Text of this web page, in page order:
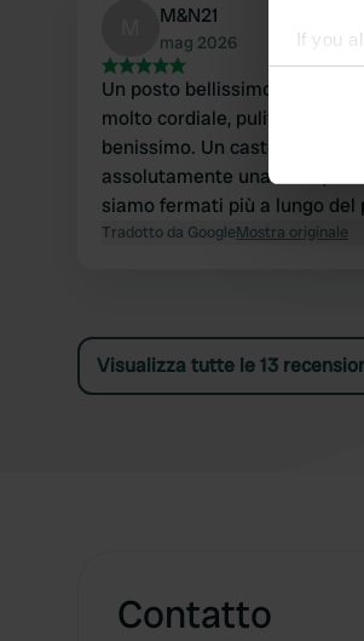
If you
Find
We
other
M&N21
mag 2026
Un posto bellissimo e
molto cordiale, pulito e ci
benissimo. Un castello
assolutamente una visita,
siamo fermati più a lungo del
Tradotto da GoogleMostra originale
Visualizza tutte le 13
Contatto